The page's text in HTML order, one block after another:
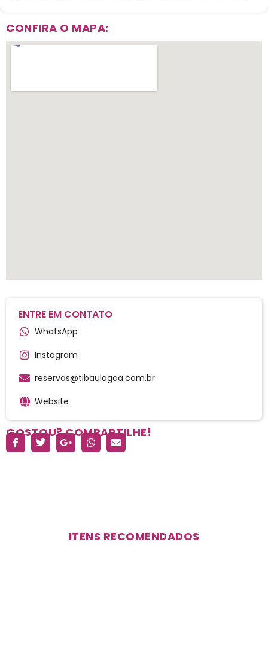
CONFIRA O MAPA:
ENTRE EM CONTATO
WhatsApp
Instagram
reservas@tibaulagoa.com.br
Website
GOSTOU? COMPARTILHE!
ITENS RECOMENDADOS